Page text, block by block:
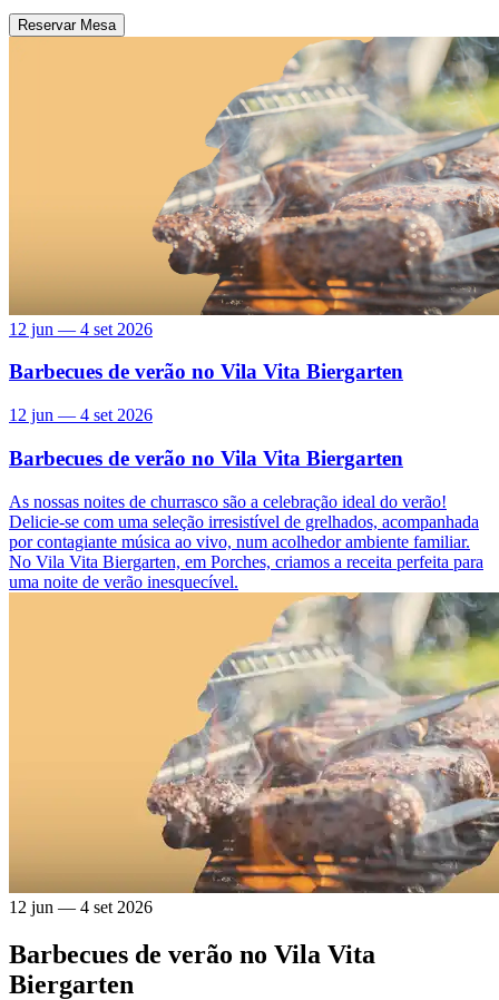
Reservar Mesa
12 jun — 4 set 2026
Barbecues de verão no Vila Vita Biergarten
12 jun — 4 set 2026
Barbecues de verão no Vila Vita Biergarten
As nossas noites de churrasco são a celebração ideal do verão!
Delicie-se com uma seleção irresistível de grelhados, acompanhada
por contagiante música ao vivo, num acolhedor ambiente familiar.
No Vila Vita Biergarten, em Porches, criamos a receita perfeita para
uma noite de verão inesquecível.
12 jun — 4 set 2026
Barbecues de verão no Vila Vita
Biergarten